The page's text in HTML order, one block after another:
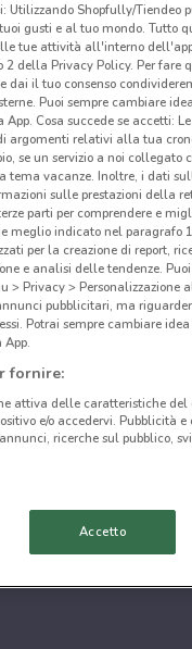
Shopfully/Tiendeo
gusti e al tuo mondo. Tutto
tue attività all'interno
della Privacy Policy. Per fare
il tuo consenso
Puoi sempre cambiare
Cosa succede se accetti:
argomenti relativi alla tua
se un servizio a noi
vacanze. Inoltre, i dati
sulle prestazioni della
parti per comprendere e
meglio indicato nel paragrafo
per la creazione di report,
e analisi delle tendenze.
> Privacy > Personalizzazione
pubblicitari, ma
Potrai sempre cambiare
fornire:
attiva delle caratteristiche del
e/o accedervi. Pubblicità
ricerche sul pubblico,
Accetto